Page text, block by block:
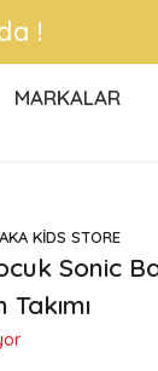
!
MARKALAR
KİDS STORE
Sonic